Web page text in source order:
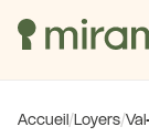
Accueil/Loyers/